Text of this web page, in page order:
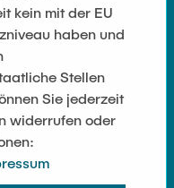
kein mit der EU
haben und
Stellen
Sie jederzeit
widerrufen oder